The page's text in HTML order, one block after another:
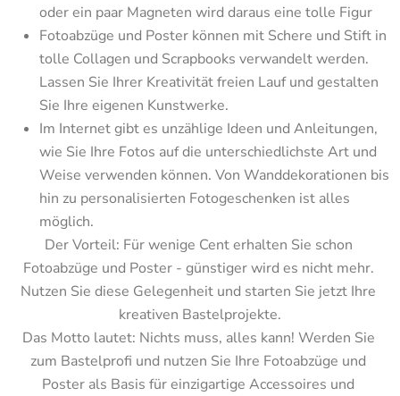
oder ein paar Magneten wird daraus eine tolle Figur
Fotoabzüge und Poster können mit Schere und Stift in
tolle Collagen und Scrapbooks verwandelt werden.
Lassen Sie Ihrer Kreativität freien Lauf und gestalten
Sie Ihre eigenen Kunstwerke.
Im Internet gibt es unzählige Ideen und Anleitungen,
wie Sie Ihre Fotos auf die unterschiedlichste Art und
Weise verwenden können. Von Wanddekorationen bis
hin zu personalisierten Fotogeschenken ist alles
möglich.
Der Vorteil: Für wenige Cent erhalten Sie schon
Fotoabzüge und Poster - günstiger wird es nicht mehr.
Nutzen Sie diese Gelegenheit und starten Sie jetzt Ihre
kreativen Bastelprojekte.
Das Motto lautet: Nichts muss, alles kann! Werden Sie
zum Bastelprofi und nutzen Sie Ihre Fotoabzüge und
Poster als Basis für einzigartige Accessoires und